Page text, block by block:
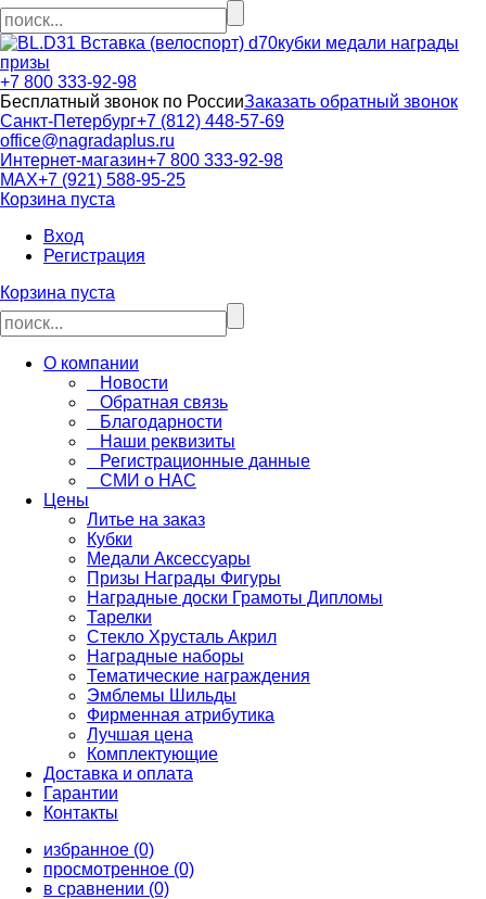
кубки медали награды
призы
+7 800 333-92-98
Бесплатный звонок по РоссииЗаказать обратный звонок
Санкт-Петербург+7 (812) 448-57-69
office@nagradaplus.ru
Интернет-магазин+7 800 333-92-98
MAX+7 (921) 588-95-25
Корзина пуста
Вход
Регистрация
Корзина пуста
О компании
Новости
Обратная связь
Благодарности
Наши реквизиты
Регистрационные данные
СМИ о НАС
Цены
Литье на заказ
Кубки
Медали Аксессуары
Призы Награды Фигуры
Наградные доски Грамоты Дипломы
Тарелки
Стекло Хрусталь Акрил
Наградные наборы
Тематические награждения
Эмблемы Шильды
Фирменная атрибутика
Лучшая цена
Комплектующие
Доставка и оплата
Гарантии
Контакты
избранное (0)
просмотренное (0)
в сравнении (0)